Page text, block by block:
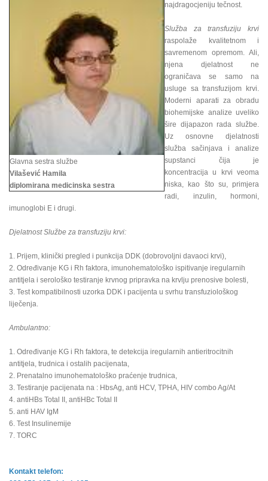
Glavna sestra službe
Vilašević Hamila
diplomirana medicinska sestra
najdragocjeniju tečnost.
Služba za transfuziju krvi
raspolaže kvalitetnom i
savremenom opremom. Ali,
njena djelatnost ne
ograničava se samo na
usluge sa transfuzijom krvi.
Moderni aparati za obradu
biohemijske analize uveliko
šire dijapazon rada službe.
Uz osnovne djelatnosti
služba sačinjava i analize
supstanci čija je
koncentracija u krvi veoma
niska, kao što su, primjera
radi, inzulin, hormoni,
imunoglobi E i drugi.
Djelatnost Službe za transfuziju krvi:
1. Prijem, klinički pregled i punkcija DDK (dobrovoljni davaoci krvi),
2. Određivanje KG i Rh faktora, imunohematološko ispitivanje iregularnih
antitjela i serološko testiranje krvnog pripravka na krvlju prenosive bolesti,
3. Test kompatibilnosti uzorka DDK i pacijenta u svrhu transfuziološkog
liječenja.
Ambulantno:
1. Određivanje KG i Rh faktora, te detekcija iregularnih antieritrocitnih
antitjela, trudnica i ostalih pacijenata,
2. Prenatalno imunohematološko praćenje trudnica,
3. Testiranje pacijenata na : HbsAg, anti HCV, TPHA, HIV combo Ag/At
4. antiHBs Total II, antiHBc Total II
5. anti HAV IgM
6. Test Insulinemije
7. TORC
Kontakt telefon: